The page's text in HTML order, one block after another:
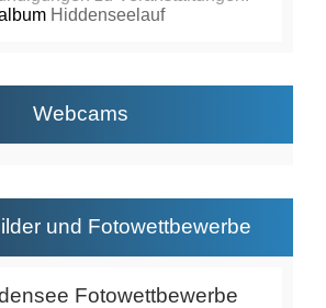
Hiddenseelauf
Webcams
und Fotowettbewerbe
Fotowettbewerbe